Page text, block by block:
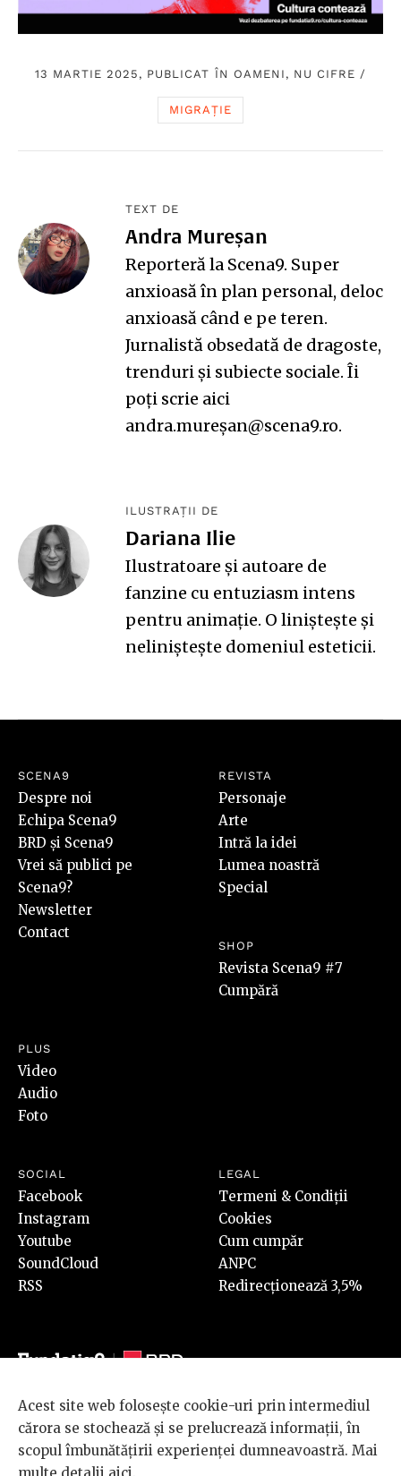
13 MARTIE 2025, PUBLICAT ÎN OAMENI, NU CIFRE /
MIGRAȚIE
TEXT DE
Andra Mureșan
Reporteră la Scena9. Super
anxioasă în plan personal, deloc
anxioasă când e pe teren.
Jurnalistă obsedată de dragoste,
trenduri și subiecte sociale. Îi
poți scrie aici
andra.mureșan@scena9.ro.
ILUSTRAȚII DE
Dariana Ilie
Ilustratoare și autoare de
fanzine cu entuziasm intens
pentru animație. O liniștește și
neliniștește domeniul esteticii.
SCENA9
Despre noi
Echipa Scena9
BRD și Scena9
Vrei să publici pe
Scena9?
Newsletter
Contact
REVISTA
Personaje
Arte
Intră la idei
Lumea noastră
Special
SHOP
Revista Scena9 #7
Cumpără
PLUS
Video
Audio
Foto
SOCIAL
Facebook
Instagram
Youtube
SoundCloud
RSS
LEGAL
Termeni & Condiții
Cookies
Cum cumpăr
ANPC
Redirecționează 3,5%
© 2026 BRD Groupe Société Générale, toate drepturile rezervate.
Scena 9 este un proiect sustinut de
BRD GROUPE SOCIÉTÉ
GÉNÉRALE
Acest site web folosește cookie-uri prin intermediul
cărora se stochează și se prelucrează informații, în
scopul îmbunătățirii experienței dumneavoastră. Mai